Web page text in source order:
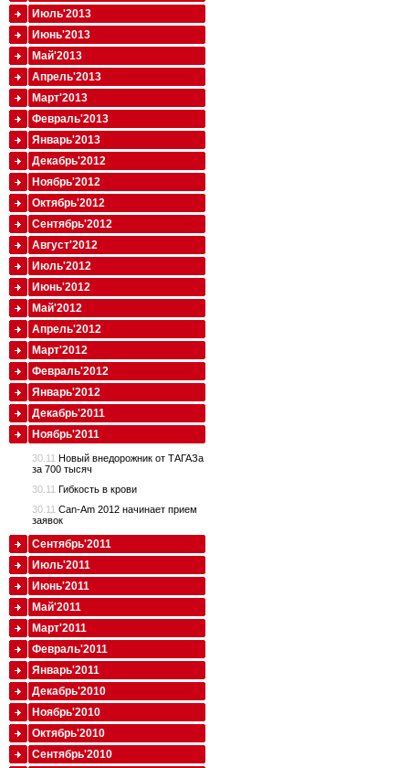
Июль'2013
Июнь'2013
Май'2013
Апрель'2013
Март'2013
Февраль'2013
Январь'2013
Декабрь'2012
Ноябрь'2012
Октябрь'2012
Сентябрь'2012
Август'2012
Июль'2012
Июнь'2012
Май'2012
Апрель'2012
Март'2012
Февраль'2012
Январь'2012
Декабрь'2011
Ноябрь'2011
30.11 Новый внедорожник от ТАГАЗа
за 700 тысяч
30.11 Гибкость в крови
30.11 Can-Am 2012 начинает прием
заявок
Сентябрь'2011
Июль'2011
Июнь'2011
Май'2011
Март'2011
Февраль'2011
Январь'2011
Декабрь'2010
Ноябрь'2010
Октябрь'2010
Сентябрь'2010